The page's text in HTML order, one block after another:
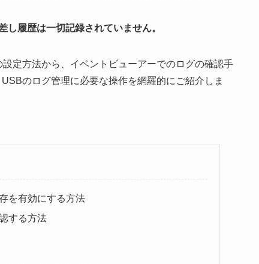
履歴は一切記録されていません。
定方法から、イベントビューアーでのログの確認手
のログ管理に必要な操作を網羅的にご紹介しま
を有効にする方法
する方法